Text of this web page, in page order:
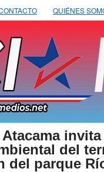
QUIÉNES
del
del parque